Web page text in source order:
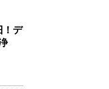
！デ